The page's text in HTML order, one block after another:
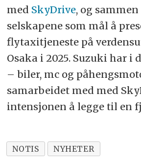
med SkyDrive, og
selskapene som mål å
flytaxitjeneste på
Osaka i 2025. Suzuki har i
– biler, mc og
samarbeidet med med
intensjonen å legge til en
NOTIS NYHETER